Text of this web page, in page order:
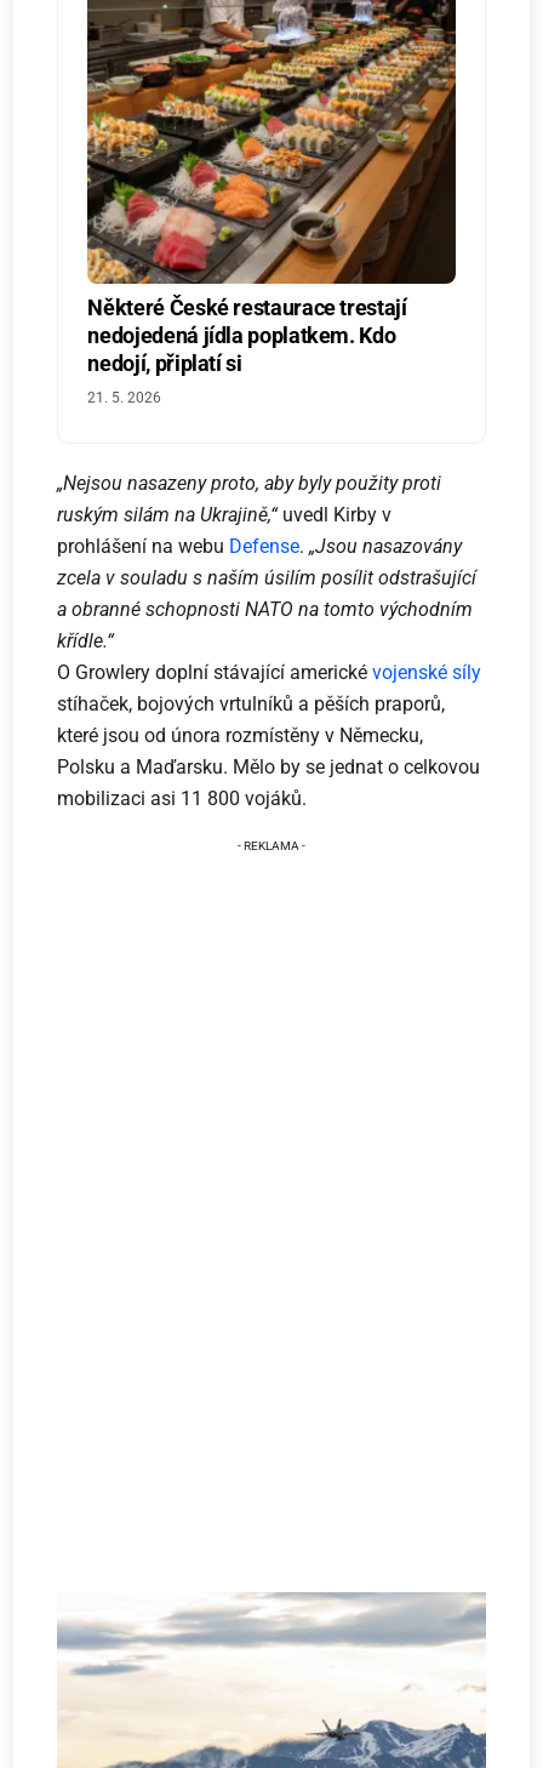
Některé České restaurace trestají
nedojedená jídla poplatkem. Kdo
nedojí, připlatí si
21. 5. 2026
„Nejsou nasazeny proto, aby byly použity proti
ruským silám na Ukrajině,“ uvedl Kirby v
prohlášení na webu Defense.„Jsou nasazovány
zcela v souladu s naším úsilím posílit odstrašující
a obranné schopnosti NATO na tomto východním
křídle.“
O Growlery doplní stávající americkévojenské síly
stíhaček, bojových vrtulníků a pěších praporů,
které jsou od února rozmístěny v Německu,
Polsku a Maďarsku. Mělo by se jednat o celkovou
mobilizaci asi 11 800 vojáků.